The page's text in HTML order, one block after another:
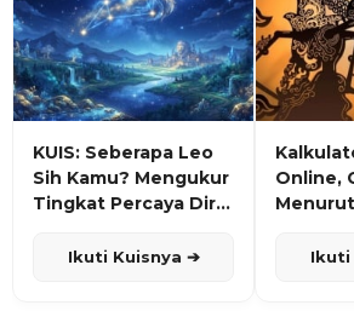
KUIS: Seberapa Leo
Sih Kamu? Mengukur
Tingkat Percaya Diri
Ikuti Kuisnya ➔
Online,
Menurut
Ikuti